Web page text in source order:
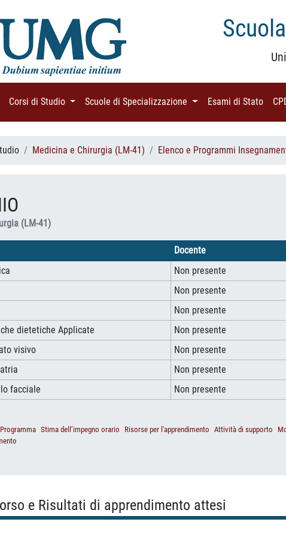
Corsi di Studio (current)Scuole di Specializzazione (current)Esami di Stato
Medicina e Chirurgia (LM-41) Elenco e Programmi
(LM-41)
Docente
Non presente
Non presente
Non presente
dietetiche Applicate
Non presente
visivo
Non presente
Non presente
facciale
Non presente
Programma Stima dell’impegno orario Risorse per l'apprendimento Attività di supporto
e Risultati di apprendimento attesi